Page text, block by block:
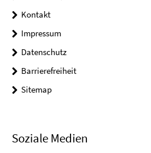
Kontakt
Impressum
Datenschutz
Barrierefreiheit
Sitemap
Soziale Medien